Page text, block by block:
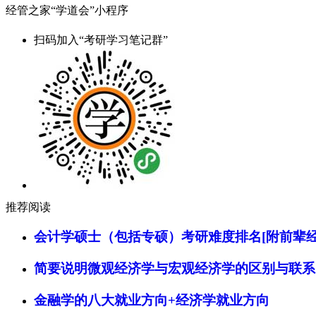
经管之家“学道会”小程序
扫码加入“考研学习笔记群”
推荐阅读
会计学硕士（包括专硕）考研难度排名[附前辈
简要说明微观经济学与宏观经济学的区别与联系
金融学的八大就业方向+经济学就业方向